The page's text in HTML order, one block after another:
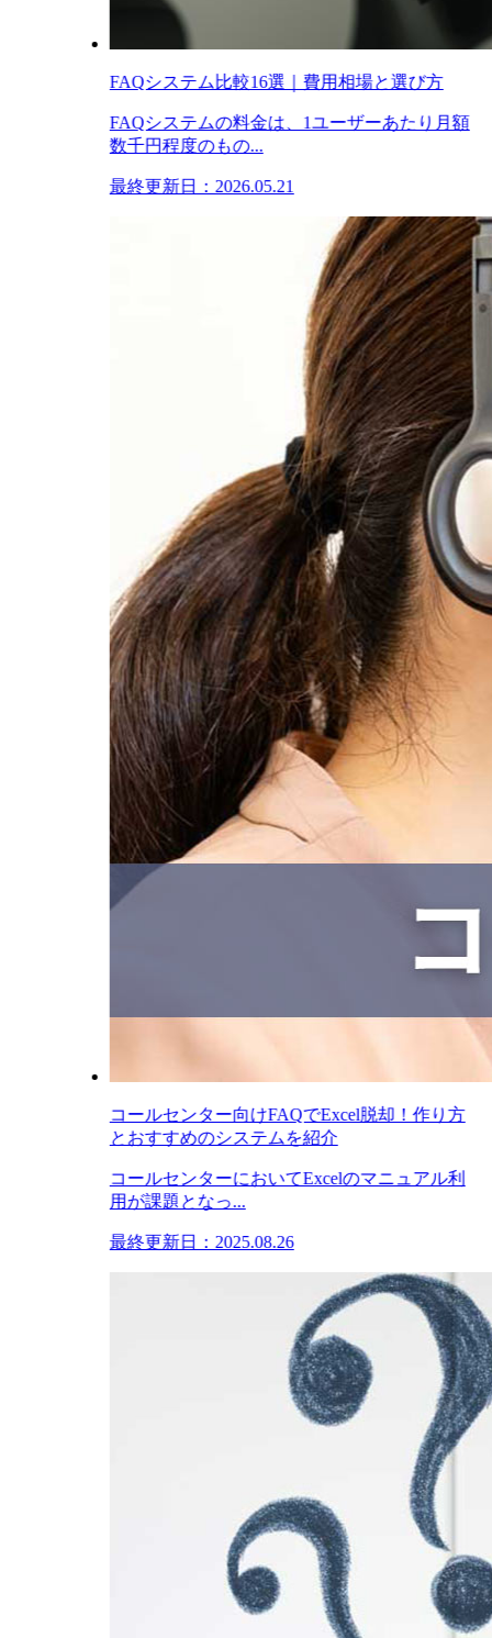
FAQシステム比較16選｜費用相場と選び方
FAQシステムの料金は、1ユーザーあたり月額
数千円程度のもの...
最終更新日：2026.05.21
コールセンター向けFAQでExcel脱却！作り方
とおすすめのシステムを紹介
コールセンターにおいてExcelのマニュアル利
用が課題となっ...
最終更新日：2025.08.26